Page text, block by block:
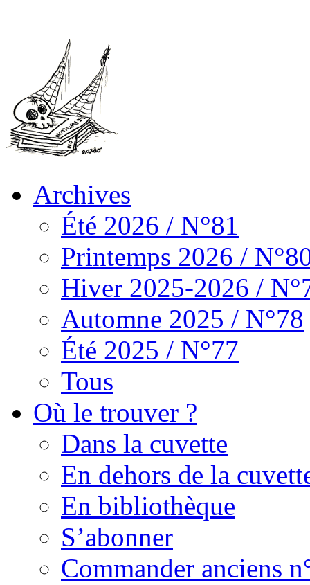
Archives
Été 2026 / N°81
Printemps 2026 /
Hiver 2025-2026 /
Automne 2025 / N°78
Été 2025 / N°77
Tous
Où le trouver ?
Dans la cuvette
En dehors de la
En bibliothèque
S’abonner
Commander anciens